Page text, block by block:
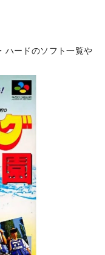
ハードのソフト一覧や